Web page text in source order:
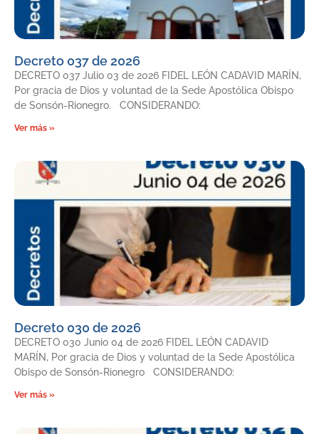
Decreto 037 de 2026
DECRETO 037 Julio 03 de 2026 FIDEL LEÓN CADAVID MARÍN,
Por gracia de Dios y voluntad de la Sede Apostólica Obispo
de Sonsón-Rionegro. CONSIDERANDO:
Ver más »
Decreto 030 de 2026
DECRETO 030 Junio 04 de 2026 FIDEL LEÓN CADAVID
MARÍN, Por gracia de Dios y voluntad de la Sede Apostólica
Obispo de Sonsón-Rionegro CONSIDERANDO:
Ver más »